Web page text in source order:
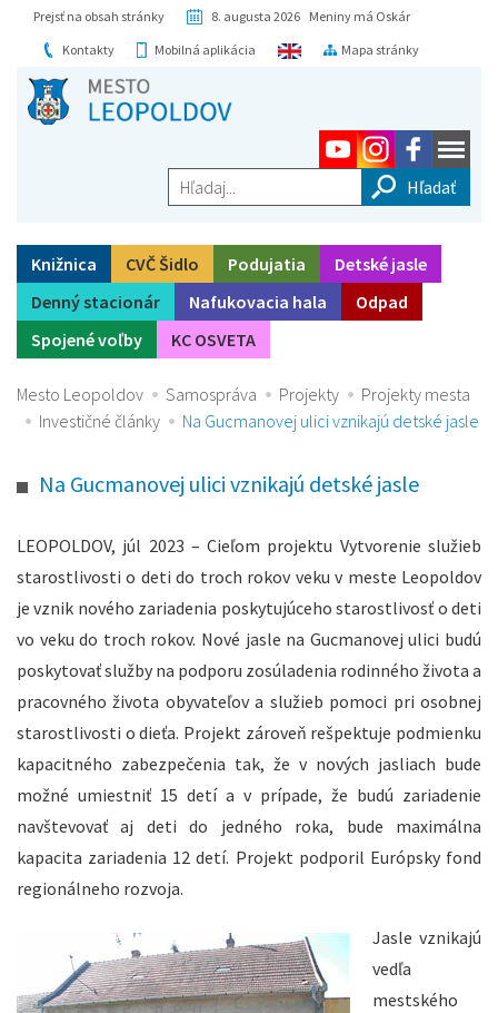
Prejsť na obsah stránky
8. augusta 2026 Meniny má Oskár
Kontakty
Mobilná aplikácia Mapa stránky
Hľadaj...
Knižnica CVČ Šidlo Podujatia
Detské jasle
Denný stacionár
Nafukovacia hala
Odpad
Spojené voľby
KC OSVETA
Mesto Leopoldov Samospráva Projekty
Projekty mesta
Investičné články
Na Gucmanovej ulici vznikajú detské jasle
Na Gucmanovej ulici vznikajú detské jasle
LEOPOLDOV, júl 2023 – Cieľom projektu Vytvorenie služieb
starostlivosti o deti do troch rokov veku v meste Leopoldov
je vznik nového zariadenia poskytujúceho starostlivosť o deti
vo veku do troch rokov. Nové jasle na Gucmanovej ulici budú
poskytovať služby na podporu zosúladenia rodinného života a
pracovného života obyvateľov a služieb pomoci pri osobnej
starostlivosti o dieťa. Projekt zároveň rešpektuje podmienku
kapacitného zabezpečenia tak, že v nových jasliach bude
možné umiestniť 15 detí a v prípade, že budú zariadenie
navštevovať aj deti do jedného roka, bude maximálna
kapacita zariadenia 12 detí. Projekt podporil Európsky fond
regionálneho rozvoja.
Jasle vznikajú
vedľa
mestského